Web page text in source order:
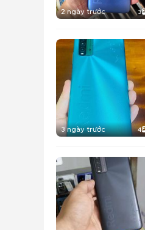
2 ngày trước 3
3 ngày trước 4